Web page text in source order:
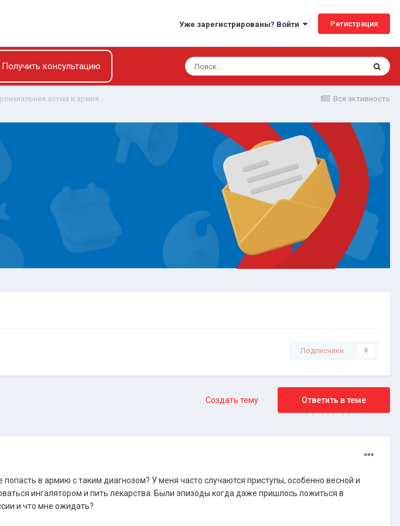
Уже зарегистрированы? Войти Регистрация
Получить консультацию
Вся активность
астма и армия
Подписчики 0
Ответить в теме
Создать тему
в армию с таким диагнозом? У меня часто случаются приступы, особенно весной и
ингалятором и пить лекарства. Были эпизоды когда даже пришлось ложиться в
и что мне ожидать?